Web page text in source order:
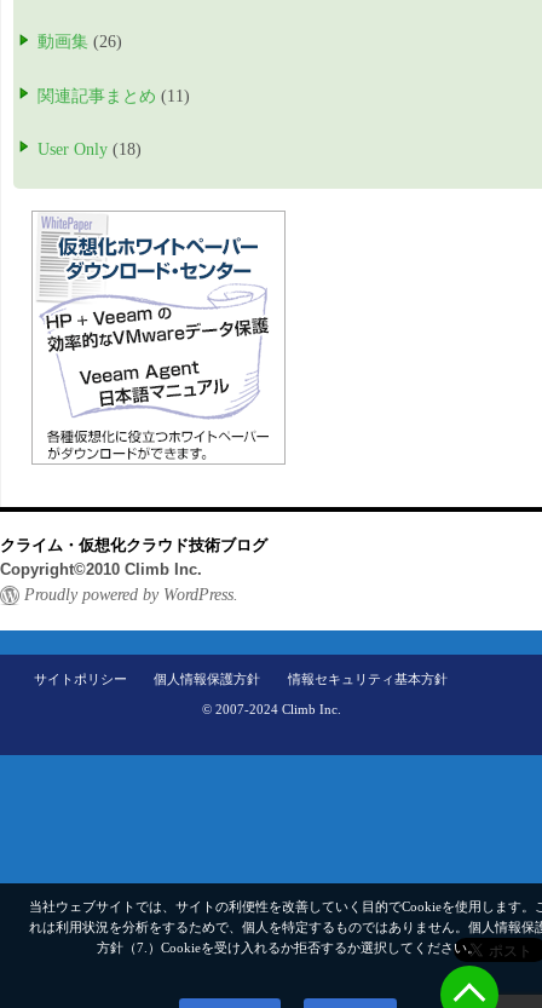
動画集 (26)
関連記事まとめ (11)
User Only (18)
クライム・仮想化クラウド技術ブログ
Copyright©2010 Climb Inc.
Proudly powered by WordPress.
サイトポリシー 個人情報保護方針 情報セキュリティ基本方針
© 2007-2024 Climb Inc.
当社ウェブサイトでは、サイトの利便性を改善していく目的でCookieを使用します。
れは利用状況を分析をするためで、個人を特定するものではありません。 個人情報保
方針（7.） Cookieを受け入れるか拒否するか選択してください。